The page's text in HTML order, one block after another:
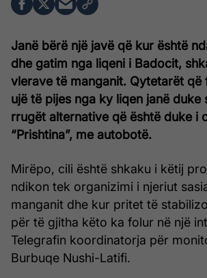
Janë bërë një javë që kur është
dhe gatim nga liqeni i Badocit,
vlerave të manganit. Qytetarët që
ujë të pijes nga ky liqen janë duke
rrugët alternative që është duke i
“Prishtina”, me autobotë.
Mirëpo, cili është shkaku i këtij
ndikon tek organizimi i njeriut
manganit dhe kur pritet të
për të gjitha këto ka folur në një
Telegrafin koordinatorja për
Burbuqe Nushi-Latifi.